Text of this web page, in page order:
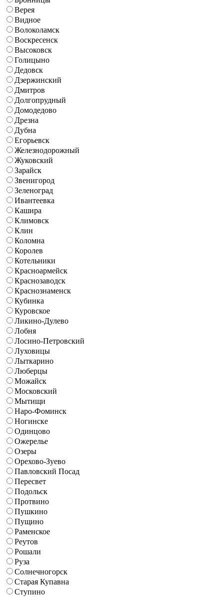
Верея
Видное
Волоколамск
Воскресенск
Высоковск
Голицыно
Дедовск
Дзержинский
Дмитров
Долгопрудный
Домодедово
Дрезна
Дубна
Егорьевск
Железнодорожный
Жуковский
Зарайск
Звенигород
Зеленоград
Ивантеевка
Кашира
Климовск
Клин
Коломна
Королев
Котельники
Красноармейск
Краснозаводск
Краснознаменск
Кубинка
Куровское
Ликино-Дулево
Лобня
Лосино-Петровский
Луховицы
Лыткарино
Люберцы
Можайск
Московский
Мытищи
Наро-Фоминск
Ногинске
Одинцово
Ожерелье
Озеры
Орехово-Зуево
Павловский Посад
Пересвет
Подольск
Протвино
Пушкино
Пущино
Раменское
Реутов
Рошали
Руза
Солнечногорск
Старая Купавна
Ступино